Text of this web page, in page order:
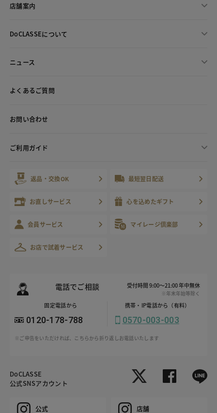
店舗案内
DoCLASSEについて
ニュース
よくあるご質問
お問い合わせ
ご利用ガイド
返品・交換OK 最短翌日配送
お直しサービス 心を込めたギフト
会員サービス マイレージ倶楽部
お店で試着サービス
電話でご相談 受付時間 9:00～21:00 年中無休
※年末年始等除く
固定電話から
0120-178-788
携帯・IP電話から（有料）
0570-003-003
※ご申告をいただければ、こちらから折り返しお電話いたします
DoCLASSE
公式SNSアカウント
公式 店舗